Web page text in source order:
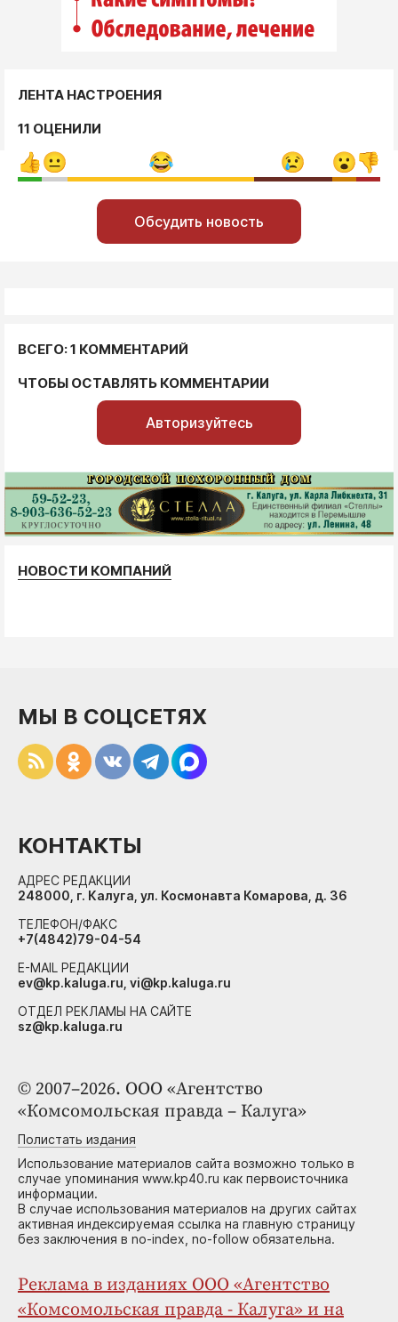
ЛЕНТА НАСТРОЕНИЯ
11 ОЦЕНИЛИ
Обсудить новость
ВСЕГО: 1 КОММЕНТАРИЙ
ЧТОБЫ ОСТАВЛЯТЬ КОММЕНТАРИИ
Авторизуйтесь
НОВОСТИ КОМПАНИЙ
© 2007–2026. ООО «Агентство
«Комсомольская правда – Калуга»
Полистать издания
Использование материалов сайта возможно только в
случае упоминания www.kp40.ru как первоисточника
информации.
В случае использования материалов на других сайтах
активная индексируемая ссылка на главную страницу
без заключения в no-index, no-follow обязательна.
Реклама в изданиях ООО «Агентство
«Комсомольская правда - Калуга» и на
МЫ В СОЦСЕТЯХ
КОНТАКТЫ
АДРЕС РЕДАКЦИИ
248000, г. Калуга, ул. Космонавта Комарова, д. 36
ТЕЛЕФОН/ФАКС
+7(4842)79-04-54
E-MAIL РЕДАКЦИИ
ev@kp.kaluga.ru, vi@kp.kaluga.ru
ОТДЕЛ РЕКЛАМЫ НА САЙТЕ
sz@kp.kaluga.ru